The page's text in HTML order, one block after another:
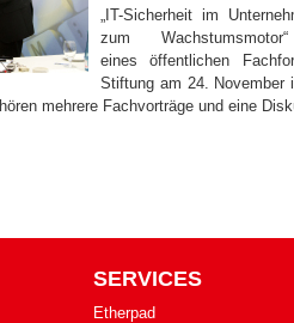
„IT-Sicherheit im
zum
eines öffentlichen
Stiftung am 24. November
mehrere Fachvorträge und eine
SERVICES
Etherpad